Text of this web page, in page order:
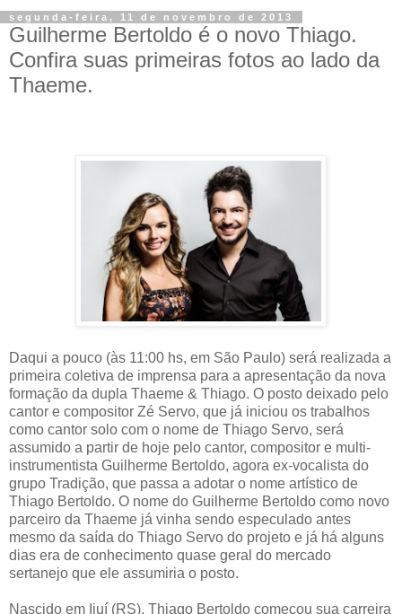
segunda-feira, 11 de novembro de 2013
Guilherme Bertoldo é o novo Thiago.
Confira suas primeiras fotos ao lado da
Thaeme.
Daqui a pouco (às 11:00 hs, em São Paulo) será realizada a
primeira coletiva de imprensa para a apresentação da nova
formação da dupla Thaeme & Thiago. O posto deixado pelo
cantor e compositor Zé Servo, que já iniciou os trabalhos
como cantor solo com o nome de Thiago Servo, será
assumido a partir de hoje pelo cantor, compositor e multi-
instrumentista Guilherme Bertoldo, agora ex-vocalista do
grupo Tradição, que passa a adotar o nome artístico de
Thiago Bertoldo. O nome do Guilherme Bertoldo como novo
parceiro da Thaeme já vinha sendo especulado antes
mesmo da saída do Thiago Servo do projeto e já há alguns
dias era de conhecimento quase geral do mercado
sertanejo que ele assumiria o posto.
Nascido em Ijuí (RS), Thiago Bertoldo começou sua carreira